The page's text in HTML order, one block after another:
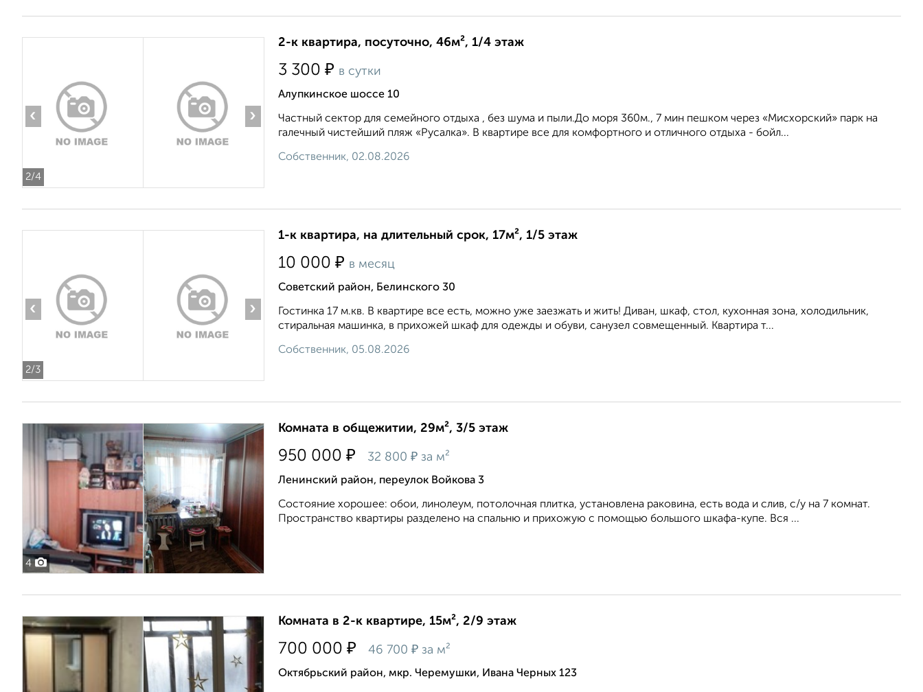
2/4
‹ ›
2-к квартира, посуточно, 46м², 1/4 этаж
3 300 ₽ в сутки
Алупкинское шоссе 10
Частный сектор для семейного отдыха , без шума и пыли.До моря 360м., 7 мин пешком через «Мисхорский» парк на
галечный чистейший пляж «Русалка». В квартире все для комфортного и отличного отдыха - бойл...
Собственник, 02.08.2026
2/3
‹ ›
1-к квартира, на длительный срок, 17м², 1/5 этаж
10 000 ₽ в месяц
Советский район, Белинского 30
Гостинка 17 м.кв. В квартире все есть, можно уже заезжать и жить! Диван, шкаф, стол, кухонная зона, холодильник,
стиральная машинка, в прихожей шкаф для одежды и обуви, санузел совмещенный. Квартира т...
Собственник, 05.08.2026
4
Комната в общежитии, 29м², 3/5 этаж
950 000 ₽ 32 800 ₽ за м²
Ленинский район, переулок Войкова 3
Состояние хорошее: обои, линолеум, потолочная плитка, установлена раковина, есть вода и слив, с/у на 7 комнат.
Пространство квартиры разделено на спальню и прихожую с помощью большого шкафа-купе. Вся ...
Комната в 2-к квартире, 15м², 2/9 этаж
700 000 ₽ 46 700 ₽ за м²
Октябрьский район, мкр. Черемушки, Ивана Черных 123